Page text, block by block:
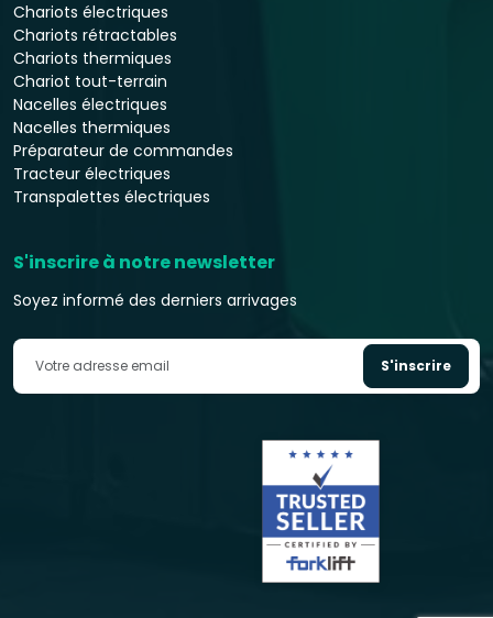
Chariots électriques
Chariots rétractables
Chariots thermiques
Chariot tout-terrain
Nacelles électriques
Nacelles thermiques
Préparateur de commandes
Tracteur électriques
Transpalettes électriques
S'inscrire à notre newsletter
Soyez informé des derniers arrivages
S'inscrire